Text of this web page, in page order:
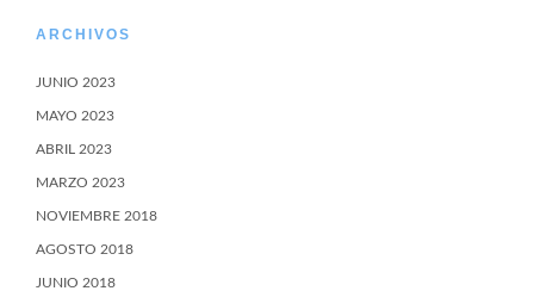
ARCHIVOS
JUNIO 2023
MAYO 2023
ABRIL 2023
MARZO 2023
NOVIEMBRE 2018
AGOSTO 2018
JUNIO 2018